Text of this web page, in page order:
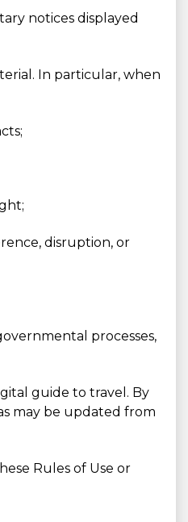
notices displayed
In particular, when
disruption, or
processes,
guide to travel. By
may be updated from
Rules of Use or